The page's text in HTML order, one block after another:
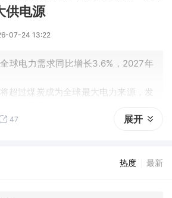
供电源
07-24 13:22
球电力需求同比增长3.6%，2027年
超过煤炭成为全球最大电力来源，发
发电量将增长约600太瓦时，将超过
47 展开
热度 最新